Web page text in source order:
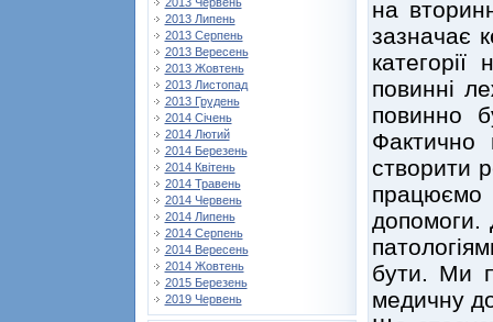
2013 Липень
2013 Серпень
2013 Вересень
2013 Жовтень
2013 Листопад
2013 Грудень
2014 Січень
2014 Лютий
2014 Березень
2014 Квітень
2014 Травень
2014 Червень
2014 Липень
2014 Серпень
2014 Вересень
2014 Жовтень
2015 Березень
2019 Червень
на
зазначає
повинні
повинно
Фактично
створити
допомоги.
бути. Ми
медичну